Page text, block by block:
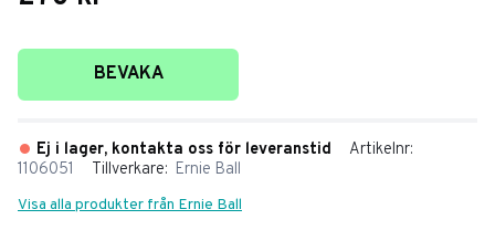
Lägg till i favoriter
BEVAKA
Ej i lager, kontakta oss för leveranstid
Artikelnr
1106051
Tillverkare Ernie Ball
Visa alla produkter från Ernie Ball